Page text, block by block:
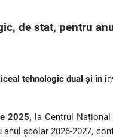
de stat, pentru
tehnologic dual și în î
2025, la Centrul
școlar 2026-2027,